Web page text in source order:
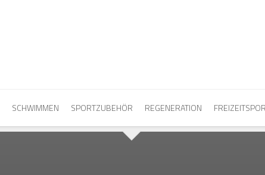
SCHWIMMEN SPORTZUBEHÖR REGENERATION